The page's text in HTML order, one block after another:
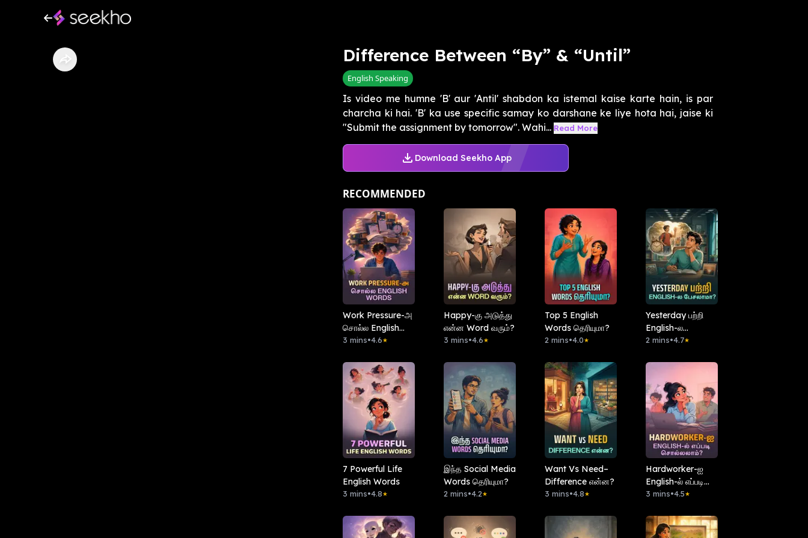
Difference Between “By” & “Until”
English Speaking
Is video me humne 'B' aur 'Antil' shabdon ka istemal kaise karte hain, is par
charcha ki hai. 'B' ka use specific samay ko darshane ke liye hota hai, jaise ki
"Submit the assignment by tomorrow". Wahi... Read More
Download Seekho App
RECOMMENDED
Work Pressure-அ
சொல்ல English
Words
3 mins•4.6★
Happy-கு அடுத்து
என்ன Word வரும்?
3 mins•4.6★
Top 5 English
Words தெரியுமா?
2 mins•4.0★
Yesterday பற்றி
English-ல
பேசலாமா?
2 mins•4.7★
7 Powerful Life
English Words
3 mins•4.8★
இந்த Social Media
Words தெரியுமா?
2 mins•4.2★
Want Vs Need–
Difference என்ன?
3 mins•4.8★
Hardworker-ஐ
English-ல் எப்படி
சொல்லலாம்?
3 mins•4.5★